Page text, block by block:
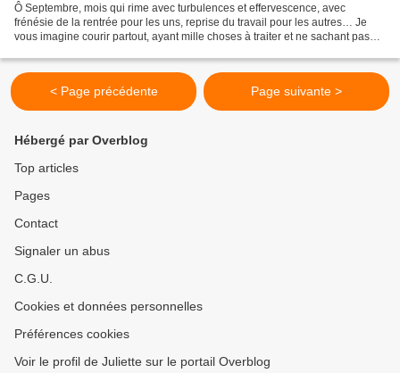
Ô Septembre, mois qui rime avec turbulences et effervescence, avec
frénésie de la rentrée pour les uns, reprise du travail pour les autres… Je
vous imagine courir partout, ayant mille choses à traiter et ne sachant pas
< Page précédente Page suivante >
Hébergé par Overblog
Top articles
Pages
Contact
Signaler un abus
C.G.U.
Cookies et données personnelles
Préférences cookies
Voir le profil de Juliette sur le portail Overblog